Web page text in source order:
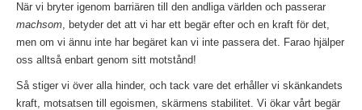
När vi bryter igenom barriären till den andliga världen och passerar
machsom, betyder det att vi har ett begär efter och en kraft för det,
men om vi ännu inte har begäret kan vi inte passera det. Farao hjälper
oss alltså enbart genom sitt motstånd!
Så stiger vi över alla hinder, och tack vare det erhåller vi skänkandets
kraft, motsatsen till egoismen, skärmens stabilitet. Vi ökar vårt begär